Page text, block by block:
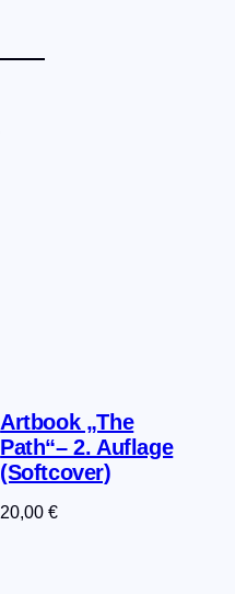
Artbook „The
Path“– 2. Auflage
(Softcover)
20,00€